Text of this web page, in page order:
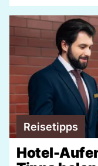
Reisetipps
Hotel-